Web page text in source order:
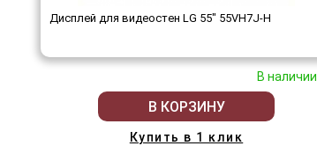
Дисплей для видеостен LG 55" 55VH7J-H
В наличии
В КОРЗИНУ
Купить в 1 клик